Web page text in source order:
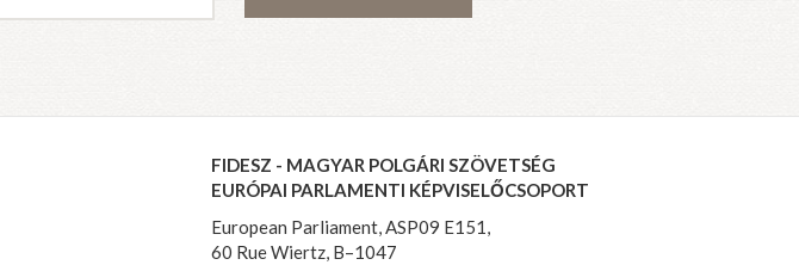
FIDESZ - MAGYAR POLGÁRI SZÖVETSÉG
EURÓPAI PARLAMENTI KÉPVISELŐCSOPORT
European Parliament, ASP09 E151,
60 Rue Wiertz, B–1047